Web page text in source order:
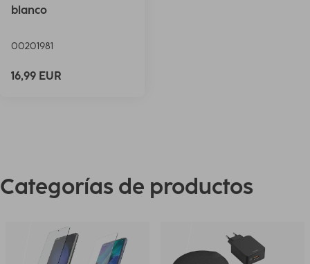
blanco
00201981
16,99 EUR
Categorías de productos